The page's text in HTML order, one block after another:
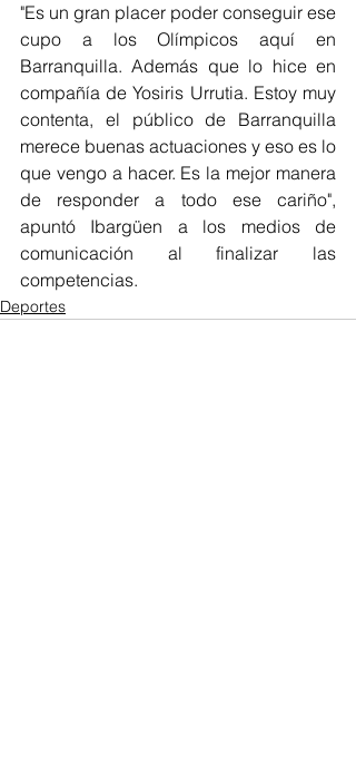
"Es un gran placer poder conseguir ese
cupo a los Olímpicos aquí en
Barranquilla. Además que lo hice en
compañía de Yosiris Urrutia. Estoy muy
contenta, el público de Barranquilla
merece buenas actuaciones y eso es lo
que vengo a hacer. Es la mejor manera
de responder a todo ese cariño",
apuntó Ibargüen a los medios de
comunicación al finalizar las
competencias.
Deportes